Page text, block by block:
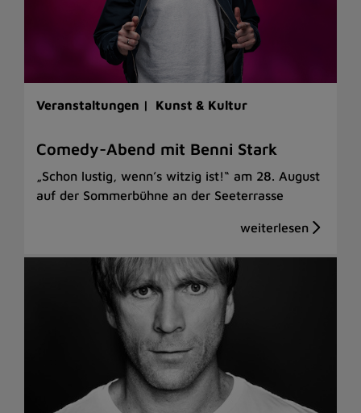
Veranstaltungen | Kunst & Kultur
Comedy-Abend mit Benni Stark
„Schon lustig, wenn’s witzig ist!“ am 28. August
auf der Sommerbühne an der Seeterrasse